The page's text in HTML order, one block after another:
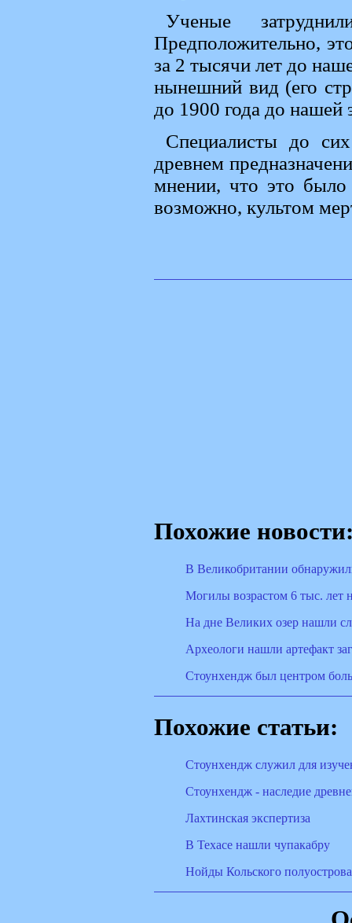
Ученые
Предположительно,
за 2 тысячи лет до
нынешний вид (его
до 1900 года до нашей
Специалисты до
древнем
мнении, что это было
возможно, культом
Похожие
В Великобритании
Могилы возрастом 6 тыс. лет
На дне Великих озер нашли
Археологи нашли артефакт
Стоунхендж был центром
Похожие статьи:
Стоунхендж служил для
Стоунхендж - наследие
Лахтинская экспертиза
В Техасе нашли чупакабру
Нойды Кольского полуострова